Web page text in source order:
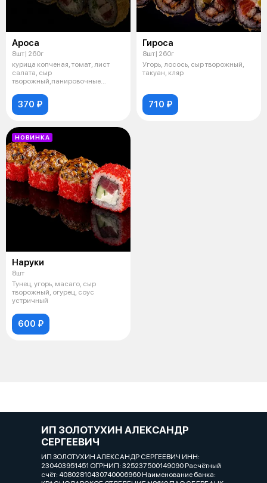
Ароса
8шт| 260г
курица копченая, томат, лист
салата, сыр
творожный,панировочные
370 ₽
Гироса
8шт| 260г
Угорь, лосось, сыр творожный,
такуан, кляр
710 ₽
НОВИНКА
Наруки
8шт
Тунец, угорь, масаго, сыр
творожный, огурец, соус
устричный
600 ₽
ИП ЗОЛОТУХИН АЛЕКСАНДР
СЕРГЕЕВИЧ
ИП ЗОЛОТУХИН АЛЕКСАНДР СЕРГЕЕВИЧ ИНН:
230403951451 ОГРНИП: 325237500149090 Расчётный
счёт: 40802810430740006960 Наименование банка: